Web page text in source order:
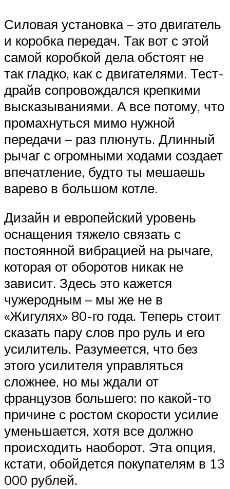
Силовая установка – это двигатель
и коробка передач. Так вот с этой
самой коробкой дела обстоят не
так гладко, как с двигателями. Тест-
драйв сопровождался крепкими
высказываниями. А все потому, что
промахнуться мимо нужной
передачи – раз плюнуть. Длинный
рычаг с огромными ходами создает
впечатление, будто ты мешаешь
варево в большом котле.
Дизайн и европейский уровень
оснащения тяжело связать с
постоянной вибрацией на рычаге,
которая от оборотов никак не
зависит. Здесь это кажется
чужеродным – мы же не в
«Жигулях» 80-го года. Теперь стоит
сказать пару слов про руль и его
усилитель. Разумеется, что без
этого усилителя управляться
сложнее, но мы ждали от
французов большего: по какой-то
причине с ростом скорости усилие
уменьшается, хотя все должно
происходить наоборот. Эта опция,
кстати, обойдется покупателям в 13
000 рублей.